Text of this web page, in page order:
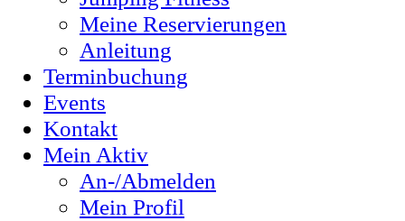
Meine Reservierungen
Anleitung
Terminbuchung
Events
Kontakt
Mein Aktiv
An-/Abmelden
Mein Profil